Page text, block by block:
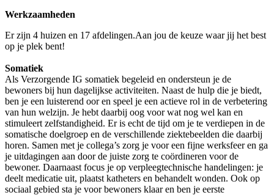
Werkzaamheden
Er zijn 4 huizen en 17 afdelingen.Aan jou de keuze waar jij het best
op je plek bent!
Somatiek
Als Verzorgende IG somatiek begeleid en ondersteun je de
bewoners bij hun dagelijkse activiteiten. Naast de hulp die je biedt,
ben je een luisterend oor en speel je een actieve rol in de verbetering
van hun welzijn. Je hebt daarbij oog voor wat nog wel kan en
stimuleert zelfstandigheid. Er is echt de tijd om je te verdiepen in de
somatische doelgroep en de verschillende ziektebeelden die daarbij
horen. Samen met je collega’s zorg je voor een fijne werksfeer en ga
je uitdagingen aan door de juiste zorg te coördineren voor de
bewoner. Daarnaast focus je op verpleegtechnische handelingen: je
deelt medicatie uit, plaatst katheters en behandelt wonden. Ook op
sociaal gebied sta je voor bewoners klaar en ben je eerste